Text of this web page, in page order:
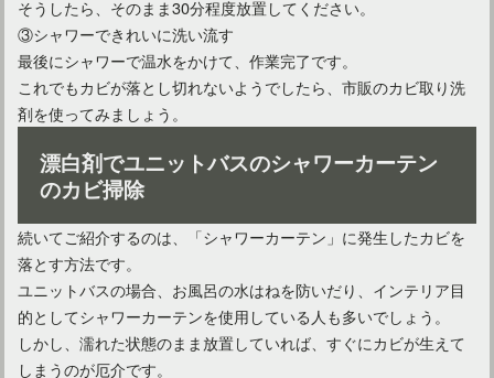
洗面所を造作で！おしゃれな満足のいく空間にするポイント
高評価のユニットバスメーカーは？各社の特徴を一覧してみた
そうしたら、そのまま30分程度放置してください。
③シャワーできれいに洗い流す
最後にシャワーで温水をかけて、作業完了です。
これでもカビが落とし切れないようでしたら、市販のカビ取り洗
剤を使ってみましょう。
漂白剤でユニットバスのシャワーカーテン
のカビ掃除
続いてご紹介するのは、「シャワーカーテン」に発生したカビを
落とす方法です。
ユニットバスの場合、お風呂の水はねを防いだり、インテリア目
的としてシャワーカーテンを使用している人も多いでしょう。
しかし、濡れた状態のまま放置していれば、すぐにカビが生えて
しまうのが厄介です。